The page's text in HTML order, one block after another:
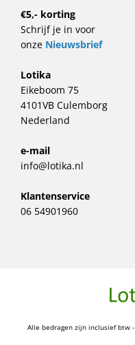
€5,- korting
Schrijf je in voor
onze Nieuwsbrief
Lotika
Eikeboom 75
4101VB Culemborg
Nederland
e-mail
info@lotika.nl
Klantenservice
06 54901960
Alle bedragen zijn inclusief btw -